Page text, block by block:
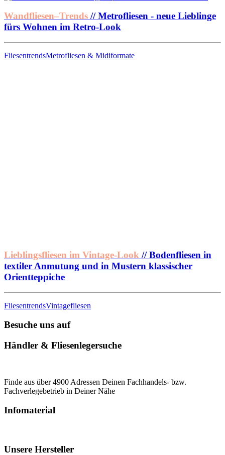
Wandfliesen–Trends // Metrofliesen - neue Lieblinge
fürs Wohnen im Retro-Look
FliesentrendsMetrofliesen & Midiformate
Lieblingsfliesen im Vintage-Look // Bodenfliesen in
textiler Anmutung und in Mustern klassischer
Orientteppiche
FliesentrendsVintagefliesen
Besuche uns auf
Händler & Fliesenlegersuche
Finde aus über 4900 Adressen Deinen Fachhandels- bzw.
Fachverlegebetrieb in Deiner Nähe
Infomaterial
Unsere Hersteller